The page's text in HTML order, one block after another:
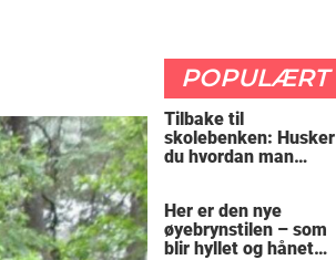
POPULÆRT
Tilbake til
skolebenken: Husker
du hvordan man
Her er den nye
øyebrynstilen – som
blir hyllet og hånet